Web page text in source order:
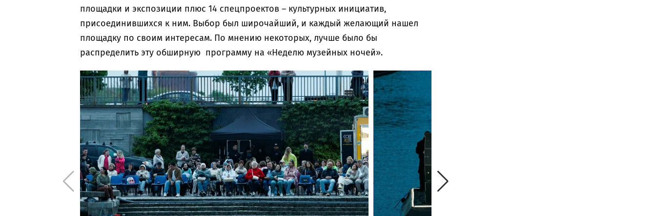
площадки и экспозиции плюс 14 спецпроектов – культурных инициатив,
присоединившихся к ним. Выбор был широчайший, и каждый желающий нашел
площадку по своим интересам. По мнению некоторых, лучше было бы
распределить эту обширную программу на «Неделю музейных ночей».